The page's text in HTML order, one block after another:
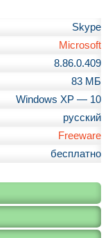
Skype
Microsoft
8.86.0.409
83 МБ
Windows XP — 10
русский
Freeware
бесплатно